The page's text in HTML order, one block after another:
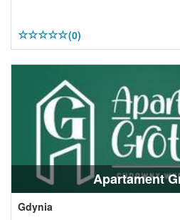
(0)
Apartament
Gdynia